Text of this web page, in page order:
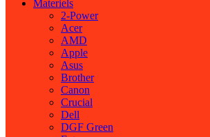
Materiels
2-Power
Acer
AMD
Apple
Asus
Brother
Canon
Crucial
Dell
DGF Green